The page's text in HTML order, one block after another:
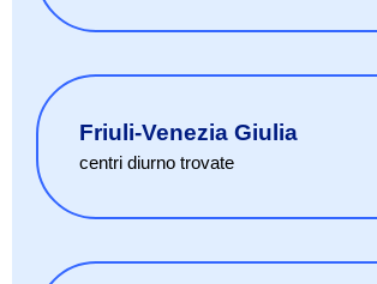
Friuli-Venezia Giulia
centri diurnotrovate